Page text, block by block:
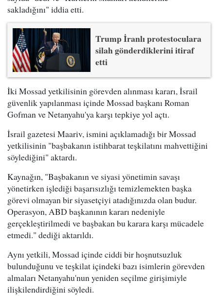
sakladığını" iddia etti.
Trump İranlı protestoculara
silah gönderdiklerini itiraf
etti
İki Mossad yetkilisinin görevden alınması kararı, İsrail
güvenlik yapılanması içinde Mossad başkanı Roman
Gofman ve Netanyahu'ya karşı tepkiye yol açtı.
İsrail gazetesi Maariv, ismini açıklamadığı bir Mossad
yetkilisinin "başbakanın istihbarat teşkilatını mahvettiğini
söylediğini" aktardı.
Kaynağın, "Başbakanın ve siyasi yönetimin savaşı
yönetirken işlediği başarısızlığı temizlemekten başka
görevi olmayan bir siyasetçiyi atadığınızda olan budur.
Operasyon, ABD başkanının kararı nedeniyle
gerçekleştirilmedi ve başbakan bu karara karşı mücadele
etmedi." dediği aktarıldı.
Aynı yetkili, Mossad içinde ciddi bir hoşnutsuzluk
bulunduğunu ve teşkilat içindeki bazı isimlerin görevden
almaları Netanyahu'nun yeniden seçilme girişimiyle
ilişkilendirdiğini söyledi.